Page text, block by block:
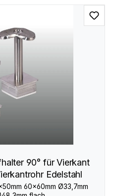
90° für Vierkant
Edelstahl
60×60mm Ø33,7mm